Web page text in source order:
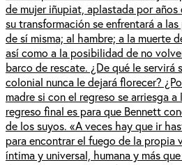
de mujer iñupiat, aplastada por
su transformación se enfrentará a
de sí misma; al hambre; a la muerte
así como a la posibilidad de no
barco de rescate. ¿De qué le servirá
colonial nunca le dejará florecer?
madre si con el regreso se arriesga a
regreso final es para que Bennett
de los suyos. «A veces hay que ir
para encontrar el fuego de la propia
íntima y universal, humana y más